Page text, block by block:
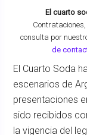
El cuarto
Contrataciones,
consulta por
de
El Cuarto Soda
escenarios de
presentaciones
sido recibidos
la vigencia del